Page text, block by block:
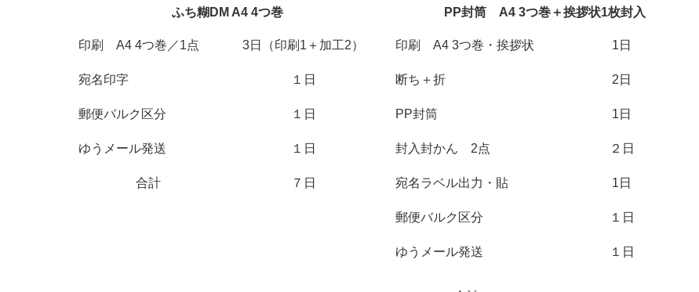
ふち糊DM A4 4つ巻
印刷 A4 4つ巻／1点 3日（印刷1＋加工2）
宛名印字 １日
郵便バルク区分 １日
ゆうメール発送 １日
合計 ７日
PP封筒 A4 3つ巻＋挨拶状1枚封入
印刷 A4 3つ巻・挨拶状 1日
断ち＋折 2日
PP封筒 1日
封入封かん 2点 ２日
宛名ラベル出力・貼 1日
郵便バルク区分 １日
ゆうメール発送 １日